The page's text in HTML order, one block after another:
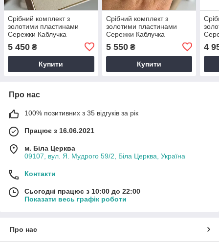
Срібний комплект з
золотими пластинами
Сережки Каблучка
5 450 ₴
Купити
Срібний комплект з
золотими пластинами
Сережки Каблучка
5 550₴
Купити
4
Про нас
100% позитивних з 35 відгуків за рік
Працює з 16.06.2021
м. Біла Церква
09107, вул. Я. Мудрого 59/2, Біла Церква, Україна
Контакти
Сьогодні працює з 10:00 до 22:00
Показати весь графік роботи
Про нас